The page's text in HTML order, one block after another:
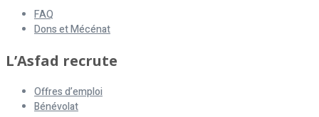
FAQ
Dons et Mécénat
L’Asfad recrute
Offres d’emploi
Bénévolat